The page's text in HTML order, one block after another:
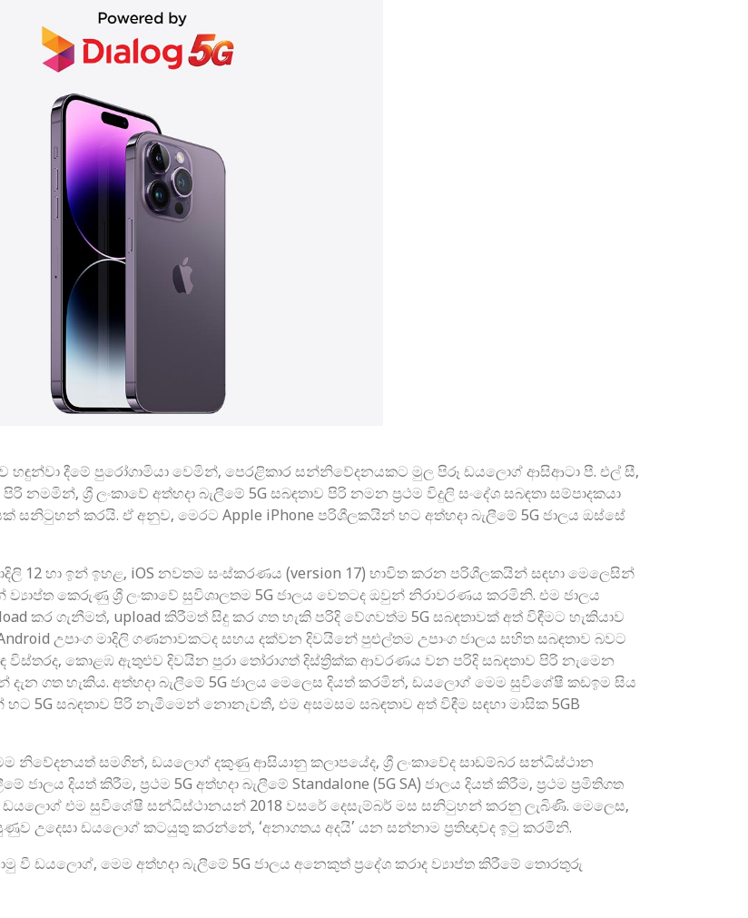
හඳුන්වා දීමේ පුරෝගාමියා වෙමින්, පෙරළිකාර සන්නිවේදනයකට මුල පිරූ ඩයලොග් ආසිආටා පී. එල් සී,
නමමින්, ශ්‍රී ලංකාවේ අත්හදා බැලීමේ 5G සබඳතාව පිරි නමන ප්‍රථම විදුලි සංදේශ සබඳතා සම්පාදකයා
කරයි. ඒ අනුව, මෙරට Apple iPhone පරිශීලකයින් හට අත්හදා බැලීමේ 5G ජාලය ඔස්සේ
12 හා ඉන් ඉහළ, iOS නවතම සංස්කරණය (version 17) භාවිත කරන පරිශීලකයින් සඳහා මෙලෙසින්
කෙරුණු ශ්‍රී ලංකාවේ සුවිශාලතම 5G ජාලය වෙතටද ඔවුන් නිරාවරණය කරමිනි. එම ජාලය
කර ගැනීමත්, upload කිරීමත් සිදු කර ගත හැකි පරිදි වේගවත්ම 5G සබඳතාවක් අත් විඳීමට හැකියාව
උපාංග මාදිලි ගණනාවකටද සහය දක්වන දිවයිනේ පුළුල්තම උපාංග ජාලය සහිත සබඳතාව බවට
විස්තරද, කොළඹ ඇතුළුව දිවයින පුරා තෝරාගත් දිස්ත්‍රික්ක ආවරණය වන පරිදි සබඳතාව පිරි නැමෙන
දැන ගත හැකිය. අත්හදා බැලීමේ 5G ජාලය මෙලෙස දියත් කරමින්, ඩයලොග් මෙම සුවිශේෂී කඩඉම සිය
5G සබඳතාව පිරි නැමීමෙන් නොනැවතී, එම අසමසම සබඳතාව අත් විඳීම සඳහා මාසික 5GB
නිවේදනයත් සමගින්, ඩයලොග් දකුණු ආසියානු කලාපයේද, ශ්‍රී ලංකාවේද සාඩම්බර සන්ධිස්ථාන
දියත් කිරීම, ප්‍රථම 5G අත්හදා බැලීමේ Standalone (5G SA) ජාලය දියත් කිරීම, ප්‍රථම ප්‍රමිතිගත
ඩයලොග් එම සුවිශේෂී සන්ධිස්ථානයන් 2018 වසරේ දෙසැම්බර් මස සනිටුහන් කරනු ලැබිණි. මෙලෙස,
උදෙසා ඩයලොග් කටයුතු කරන්නේ, ‘අනාගතය අදයි’ යන සන්නාම ප්‍රතිඥාවද ඉටු කරමිනි.
වී ඩයලොග්, මෙම අත්හදා බැලීමේ 5G ජාලය අනෙකුත් ප්‍රදේශ කරාද ව්‍යාප්ත කිරීමේ තොරතුරු